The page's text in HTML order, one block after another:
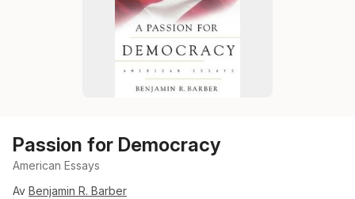
Passion for Democracy
American Essays
Av Benjamin R. Barber